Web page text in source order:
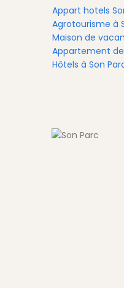
Appart hotels
Agrotourisme à
Maison de
Appartement
Hôtels à Son